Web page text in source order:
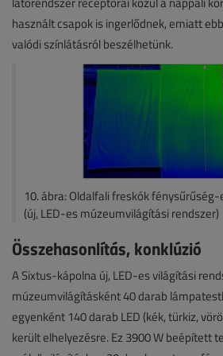
használt csapok is ingerlődnek, emiatt
valódi színlátásról beszélhetünk.
10. ábra: Oldalfali freskók
(új, LED-es múzeumvilágítási rendszer)
Összehasonlítás, konklúzió
A Sixtus-kápolna új, LED-es világítási
múzeumvilágításként 40 darab
egyenként 140 darab LED (kék, türkiz,
került elhelyezésre. Ez 3900 W beépített